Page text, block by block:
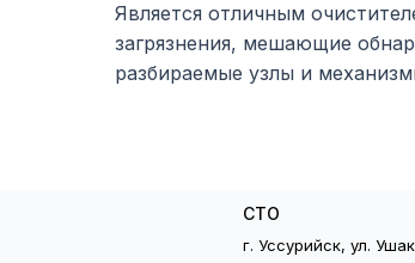
Является отличным
загрязнения, мешающие
разбираемые узлы и
СТО
г. Уссурийск, ул.